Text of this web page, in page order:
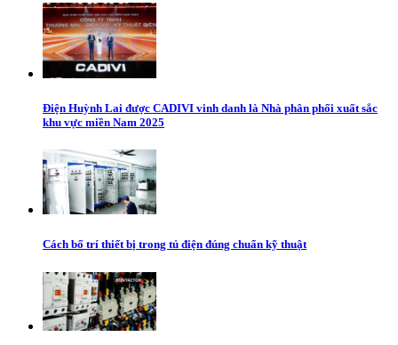
Điện Huỳnh Lai được CADIVI vinh danh là Nhà phân phối xuất sắc
khu vực miền Nam 2025
Cách bố trí thiết bị trong tủ điện đúng chuẩn kỹ thuật